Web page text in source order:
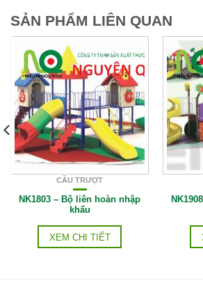
SẢN PHẨM LIÊN QUAN
CẦU TRƯỢT
NK1803 – Bộ liên hoàn nhập
khẩu
XEM CHI TIẾT